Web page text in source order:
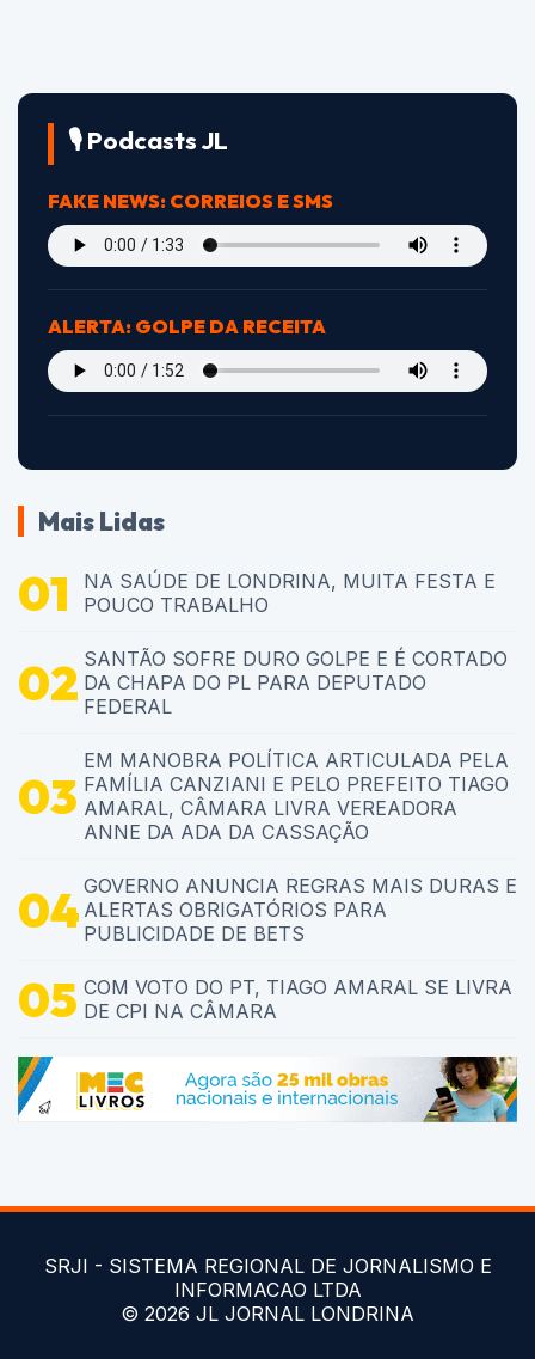
🎙️ Podcasts JL
FAKE NEWS: CORREIOS E SMS
ALERTA: GOLPE DA RECEITA
Mais Lidas
NA SAÚDE DE LONDRINA, MUITA FESTA E
POUCO TRABALHO
SANTÃO SOFRE DURO GOLPE E É CORTADO
DA CHAPA DO PL PARA DEPUTADO
FEDERAL
EM MANOBRA POLÍTICA ARTICULADA PELA
FAMÍLIA CANZIANI E PELO PREFEITO TIAGO
AMARAL, CÂMARA LIVRA VEREADORA
ANNE DA ADA DA CASSAÇÃO
GOVERNO ANUNCIA REGRAS MAIS DURAS E
ALERTAS OBRIGATÓRIOS PARA
PUBLICIDADE DE BETS
COM VOTO DO PT, TIAGO AMARAL SE LIVRA
DE CPI NA CÂMARA
SRJI - SISTEMA REGIONAL DE JORNALISMO E
INFORMACAO LTDA
© 2026 JL JORNAL LONDRINA